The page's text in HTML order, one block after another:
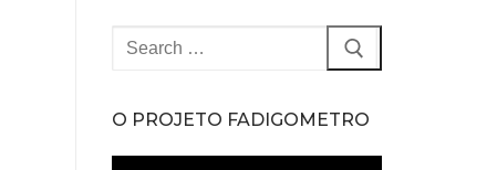
Pesquisar
O PROJETO FADIGOMETRO